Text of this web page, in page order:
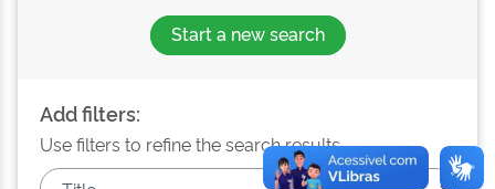
Start a new search
Add filters:
Use filters to refine the search results.